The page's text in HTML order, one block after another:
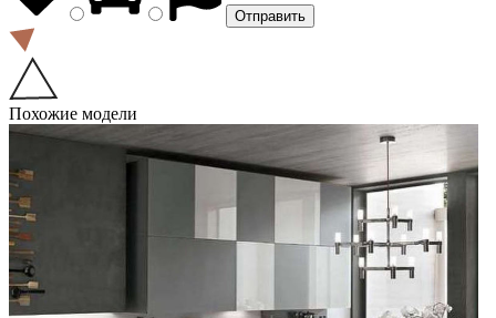
Похожие модели